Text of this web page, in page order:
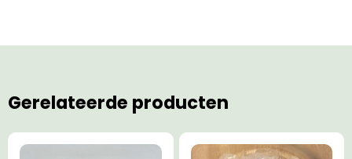
Gerelateerde producten